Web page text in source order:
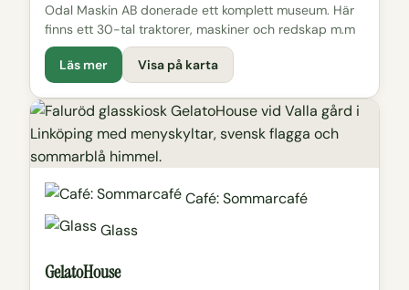
Odal Maskin AB donerade ett komplett museum. Här
finns ett 30-tal traktorer, maskiner och redskap m.m
Läs mer Visa på karta
Café: Sommarcafé
Glass
GelatoHouse